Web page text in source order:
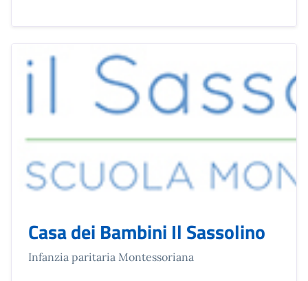
Casa dei Bambini Il Sassolino
Infanzia paritaria Montessoriana